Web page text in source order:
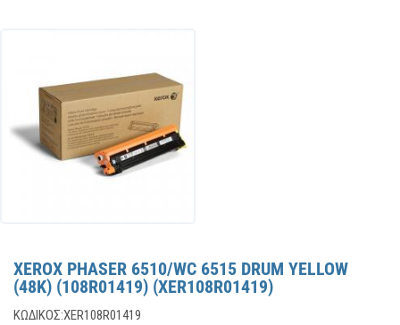
XEROX PHASER 6510/WC 6515 DRUM YELLOW
(48K) (108R01419) (XER108R01419)
ΚΩΔΙΚΌΣ:XER108R01419